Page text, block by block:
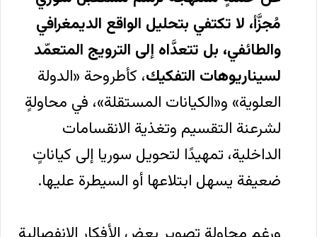
مُجزَّأ، لا تكتفي بتحليل الواقع الديمغرافي
والطائفي، بل تتعدَّاه إلى الترويج المتعمّد
لسيناريوهات التفكيك، كأطروحة «الدولة
العلوية» و«الكيانات المستقلة»، في محاولةٍ
لشرعنة التقسيم وتغذية الانقسامات
الداخلية، تمهيدًا لتحويل سوريا إلى كياناتٍ
ضعيفة يسهل ابتلاعها أو السيطرة عليها.